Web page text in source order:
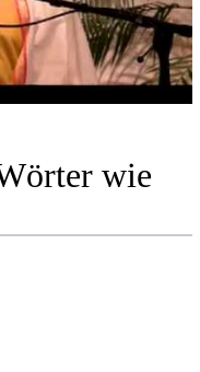
wie